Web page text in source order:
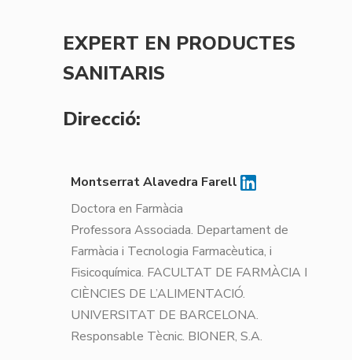
EXPERT EN PRODUCTES
SANITARIS
Direcció:
Montserrat Alavedra Farell
Doctora en Farmàcia
Professora Associada. Departament de
Farmàcia i Tecnologia Farmacèutica, i
Fisicoquímica. FACULTAT DE FARMÀCIA I
CIÈNCIES DE L’ALIMENTACIÓ.
UNIVERSITAT DE BARCELONA.
Responsable Tècnic. BIONER, S.A.